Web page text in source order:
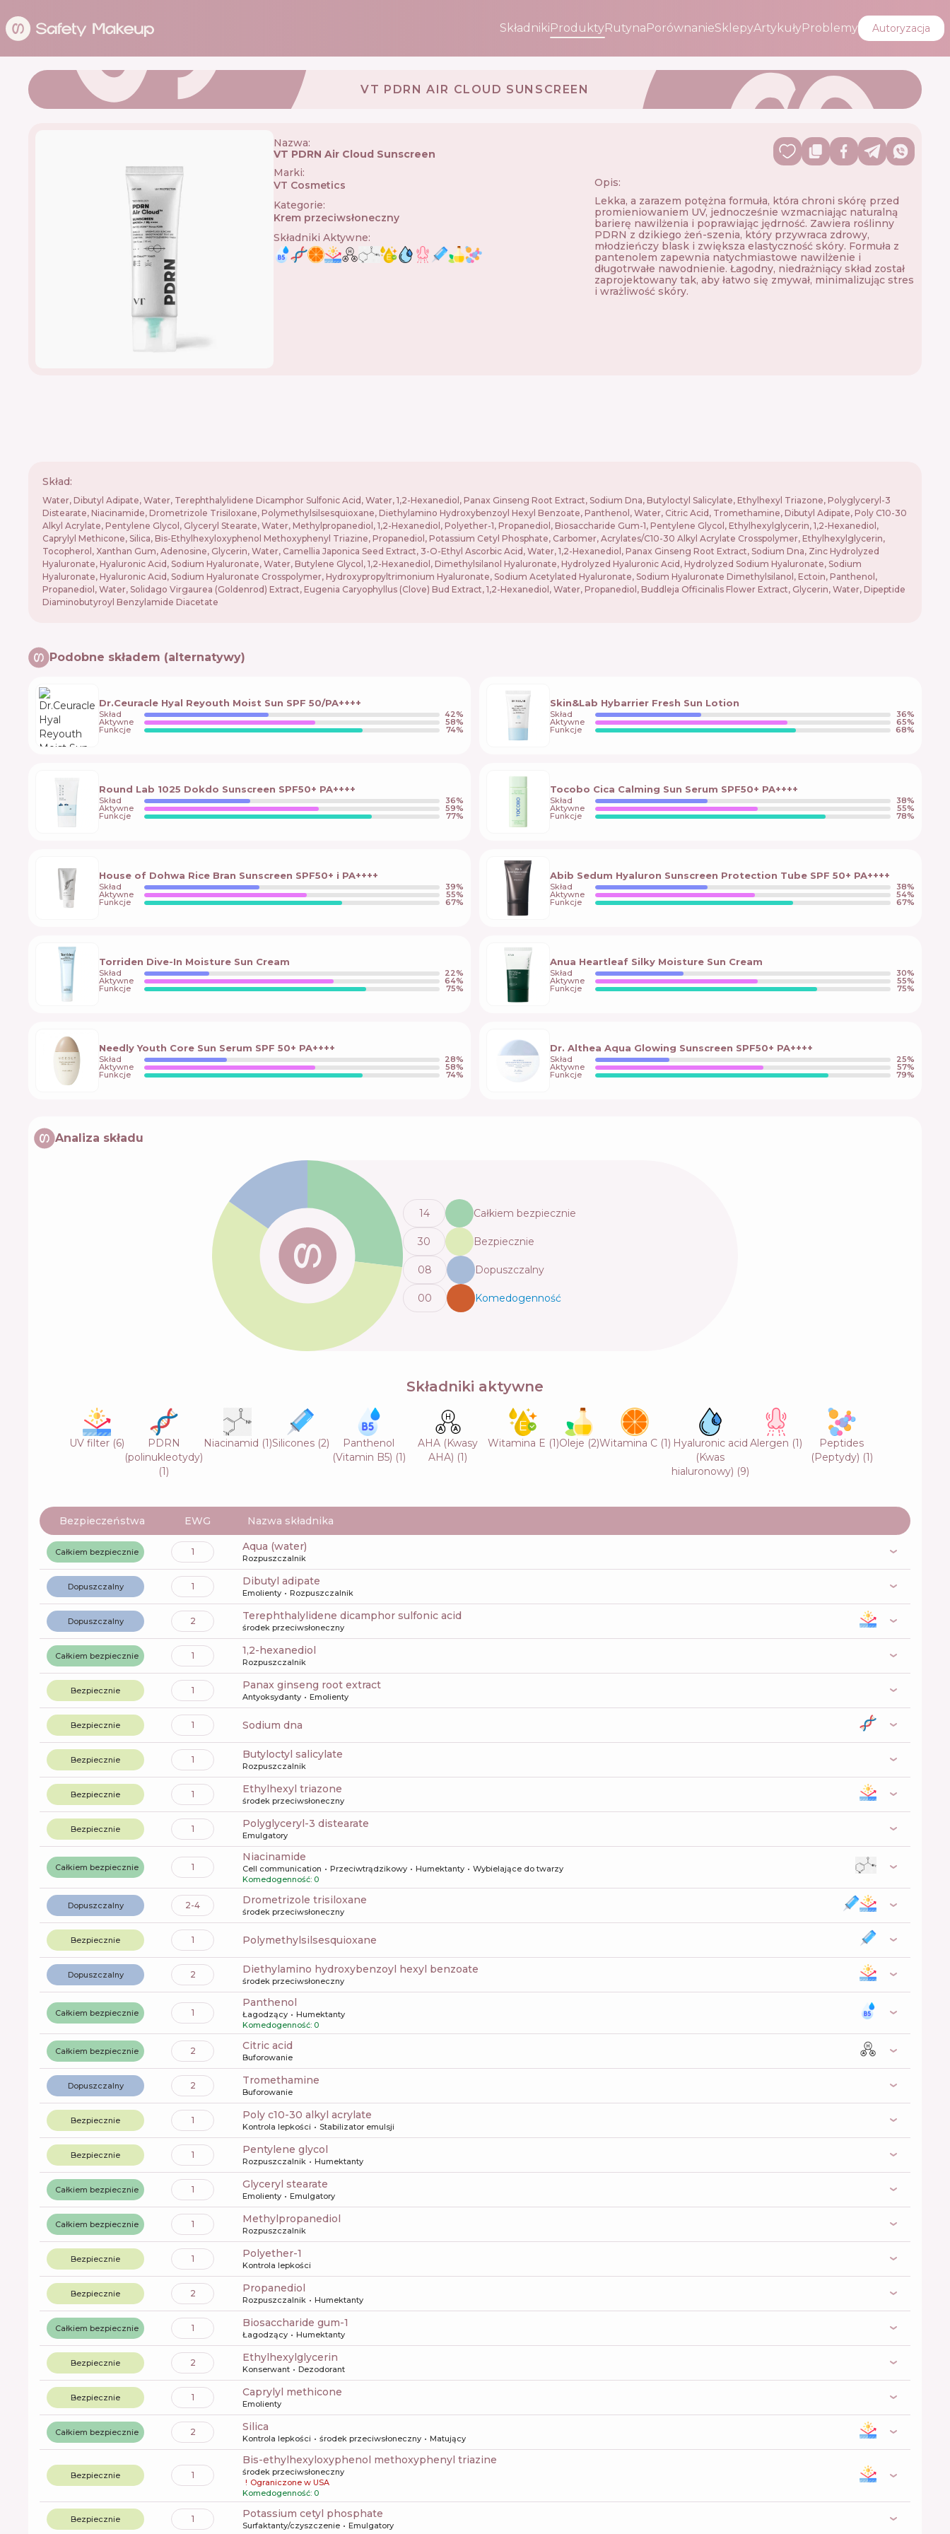
SkładnikiProduktyRutynaPorównanieSklepyArtykułyProblemy Autoryzacja
VT PDRN AIR CLOUD SUNSCREEN
Nazwa:
VT PDRN Air Cloud Sunscreen
Marki:
VT Cosmetics
Kategorie:
Krem przeciwsłoneczny
Składniki Aktywne:
Opis:
Lekka, a zarazem potężna formuła, która chroni skórę przed
promieniowaniem UV, jednocześnie wzmacniając naturalną
barierę nawilżenia i poprawiając jędrność. Zawiera roślinny
PDRN z dzikiego żeń-szenia, który przywraca zdrowy,
młodzieńczy blask i zwiększa elastyczność skóry. Formuła z
pantenolem zapewnia natychmiastowe nawilżenie i
długotrwałe nawodnienie. Łagodny, niedrażniący skład został
zaprojektowany tak, aby łatwo się zmywał, minimalizując stres
i wrażliwość skóry.
Skład:
Water, Dibutyl Adipate, Water, Terephthalylidene Dicamphor Sulfonic Acid, Water, 1,2-Hexanediol, Panax Ginseng Root Extract, Sodium Dna, Butyloctyl Salicylate, Ethylhexyl Triazone, Polyglyceryl-3
Distearate, Niacinamide, Drometrizole Trisiloxane, Polymethylsilsesquioxane, Diethylamino Hydroxybenzoyl Hexyl Benzoate, Panthenol, Water, Citric Acid, Tromethamine, Dibutyl Adipate, Poly C10-30
Alkyl Acrylate, Pentylene Glycol, Glyceryl Stearate, Water, Methylpropanediol, 1,2-Hexanediol, Polyether-1, Propanediol, Biosaccharide Gum-1, Pentylene Glycol, Ethylhexylglycerin, 1,2-Hexanediol,
Caprylyl Methicone, Silica, Bis-Ethylhexyloxyphenol Methoxyphenyl Triazine, Propanediol, Potassium Cetyl Phosphate, Carbomer, Acrylates/C10-30 Alkyl Acrylate Crosspolymer, Ethylhexylglycerin,
Tocopherol, Xanthan Gum, Adenosine, Glycerin, Water, Camellia Japonica Seed Extract, 3-O-Ethyl Ascorbic Acid, Water, 1,2-Hexanediol, Panax Ginseng Root Extract, Sodium Dna, Zinc Hydrolyzed
Hyaluronate, Hyaluronic Acid, Sodium Hyaluronate, Water, Butylene Glycol, 1,2-Hexanediol, Dimethylsilanol Hyaluronate, Hydrolyzed Hyaluronic Acid, Hydrolyzed Sodium Hyaluronate, Sodium
Hyaluronate, Hyaluronic Acid, Sodium Hyaluronate Crosspolymer, Hydroxypropyltrimonium Hyaluronate, Sodium Acetylated Hyaluronate, Sodium Hyaluronate Dimethylsilanol, Ectoin, Panthenol,
Propanediol, Water, Solidago Virgaurea (Goldenrod) Extract, Eugenia Caryophyllus (Clove) Bud Extract, 1,2-Hexanediol, Water, Propanediol, Buddleja Officinalis Flower Extract, Glycerin, Water, Dipeptide
Diaminobutyroyl Benzylamide Diacetate
Podobne składem (alternatywy)
Dr.Ceuracle Hyal Reyouth Moist Sun SPF 50/PA++++
Skład 42%
Aktywne 58%
Funkcje 74%
Skin&Lab Hybarrier Fresh Sun Lotion
Skład 36%
Aktywne 65%
Funkcje 68%
Round Lab 1025 Dokdo Sunscreen SPF50+ PA++++
Skład 36%
Aktywne 59%
Funkcje 77%
Tocobo Cica Calming Sun Serum SPF50+ PA++++
Skład 38%
Aktywne 55%
Funkcje 78%
House of Dohwa Rice Bran Sunscreen SPF50+ і PA++++
Skład 39%
Aktywne 55%
Funkcje 67%
Abib Sedum Hyaluron Sunscreen Protection Tube SPF 50+ PA++++
Skład 38%
Aktywne 54%
Funkcje 67%
Torriden Dive-In Moisture Sun Cream
Skład 22%
Aktywne 64%
Funkcje 75%
Anua Heartleaf Silky Moisture Sun Cream
Skład 30%
Aktywne 55%
Funkcje 75%
Needly Youth Core Sun Serum SPF 50+ PA++++
Skład 28%
Aktywne 58%
Funkcje 74%
Dr. Althea Aqua Glowing Sunscreen SPF50+ PA++++
Skład 25%
Aktywne 57%
Funkcje 79%
Analiza składu
14 Całkiem bezpiecznie
30 Bezpiecznie
08 Dopuszczalny
00 Komedogenność
Składniki aktywne
UV filter(6)
PDRN
(polinukleotydy)
(1)
Niacinamid (1)Silicones(2)
Panthenol
(Vitamin B5) (1)
AHA (Kwasy
AHA) (1)
Witamina E (1)Oleje (2)Witamina C(1) Hyaluronic acid
(Kwas
hialuronowy) (9)
Alergen (1)
Peptides
(Peptydy) (1)
Bezpieczeństwa EWG Nazwa składnika
Całkiem bezpiecznie 1 aqua (water)
Rozpuszczalnik
Dopuszczalny 1 dibutyl adipate
Emolienty Rozpuszczalnik
Dopuszczalny 2 terephthalylidene dicamphor sulfonic acid
środek przeciwsłoneczny
Całkiem bezpiecznie 1 1,2-hexanediol
Rozpuszczalnik
Bezpiecznie 1 panax ginseng root extract
Antyoksydanty Emolienty
Bezpiecznie 1 sodium dna
Bezpiecznie 1 butyloctyl salicylate
Rozpuszczalnik
Bezpiecznie 1 ethylhexyl triazone
środek przeciwsłoneczny
Bezpiecznie 1 polyglyceryl-3 distearate
Emulgatory
Całkiem bezpiecznie 1
niacinamide
Cell communication Przeciwtrądzikowy Humektanty
Wybielające do twarzy
Komedogenność: 0
Dopuszczalny 2-4 drometrizole trisiloxane
środek przeciwsłoneczny
Bezpiecznie 1 polymethylsilsesquioxane
Dopuszczalny 2 diethylamino hydroxybenzoyl hexyl benzoate
środek przeciwsłoneczny
Całkiem bezpiecznie 1
panthenol
Łagodzący
Humektanty
Komedogenność: 0
Całkiem bezpiecznie 2 citric acid
Buforowanie
Dopuszczalny 2 tromethamine
Buforowanie
Bezpiecznie 1 poly c10-30 alkyl acrylate
Kontrola lepkości Stabilizator emulsji
Bezpiecznie 1 pentylene glycol
Rozpuszczalnik Humektanty
Całkiem bezpiecznie 1 glyceryl stearate
Emolienty Emulgatory
Całkiem bezpiecznie 1 methylpropanediol
Rozpuszczalnik
Bezpiecznie 1 polyether-1
Kontrola lepkości
Bezpiecznie 2 propanediol
Rozpuszczalnik Humektanty
Całkiem bezpiecznie 1 biosaccharide gum-1
Łagodzący Humektanty
Bezpiecznie 2 ethylhexylglycerin
Konserwant Dezodorant
Bezpiecznie 1 caprylyl methicone
Emolienty
Całkiem bezpiecznie 2 silica
Kontrola lepkości środek przeciwsłoneczny Matujący
Bezpiecznie 1
bis-ethylhexyloxyphenol methoxyphenyl triazine
środek przeciwsłoneczny
! Ograniczone w USA
Komedogenność: 0
Bezpiecznie 1 potassium cetyl phosphate
Surfaktanty/czyszczenie Emulgatory